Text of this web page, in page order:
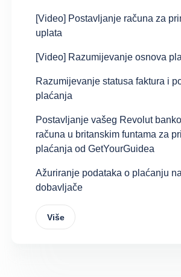
[Video] Postavljanje računa za
uplata
[Video] Razumijevanje osnova
Razumijevanje statusa faktura i
plaćanja
Postavljanje vašeg Revolut
računa u britanskim funtama za
plaćanja od GetYourGuidea
Ažuriranje podataka o plaćanju
dobavljače
Više